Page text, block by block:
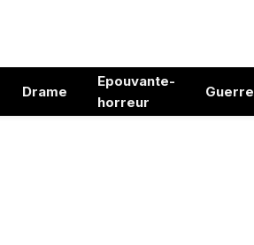
Drame
Epouvante-
horreur
Guerre